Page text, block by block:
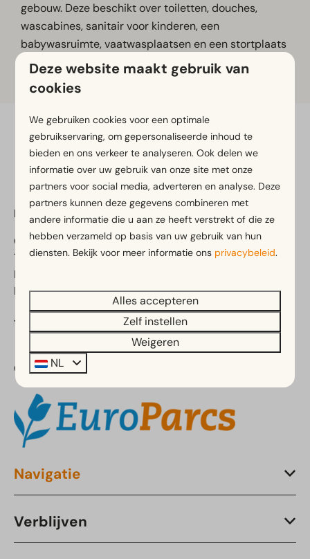
gebouw. Deze beschikt over toiletten, douches,
wascabines, sanitair voor kinderen, een
babywasruimte, vaatwasplaatsen en een stortplaats
voor chemische toiletten.
Veilig betalen
EuroParcs Ruinen
Oude Benderseweg 11
7963 PX Ruinen
Drenthe
Nederland
Telefoon: +31 (0)85 760 3423
Onderdeel van:
Navigatie
Verblijven
Deze website maakt gebruik van
cookies
We gebruiken cookies voor een optimale
gebruikservaring, om gepersonaliseerde inhoud te
bieden en ons verkeer te analyseren. Ook delen we
informatie over uw gebruik van onze site met onze
partners voor social media, adverteren en analyse. Deze
partners kunnen deze gegevens combineren met
andere informatie die u aan ze heeft verstrekt of die ze
hebben verzameld op basis van uw gebruik van hun
diensten. Bekijk voor meer informatie ons privacybeleid.
Alles accepteren
Zelf instellen
Weigeren
NL